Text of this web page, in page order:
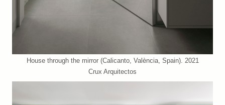
House through the mirror (Calicanto, València, Spain). 2021
Crux Arquitectos